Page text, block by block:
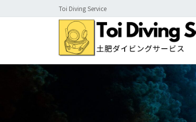
ン
に
ビ
ョ
Toi Diving Service